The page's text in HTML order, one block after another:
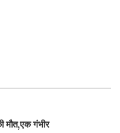
मौत,एक गंभीर